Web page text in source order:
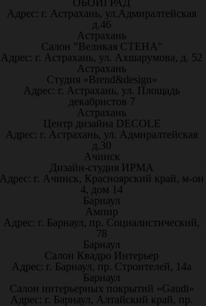
ОБОИГРАД
Адрес: г. Астрахань, ул.Адмиралтейская
д.46
Астрахань
Салон "Великая СТЕНА"
Адрес: г. Астрахань, ул. Ахшарумова, д. 52
Астрахань
Студия «Brend&design»
Адрес: г. Астрахань, ул. Площадь
декабристов 7
Астрахань
Центр дизайна DECOLE
Адрес: г. Астрахань, ул. Адмиралтейская
д.30
Ачинск
Дизайн-студия ИРМА
Адрес: г. Ачинск, Красноярский край, м-он
4, дом 14
Барнаул
Ампир
Адрес: г. Барнаул, пр. Социалистический,
78
Барнаул
Салон Квадро Интерьер
Адрес: г. Барнаул, пр. Строителей, 14а
Барнаул
Салон интерьерных покрытий «Gaudi»
Адрес: г. Барнаул, Алтайский край, пр.